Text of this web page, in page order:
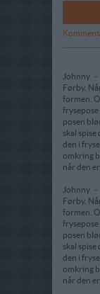
Johnny -
Førby.
formen.
frysepose
posen
skal
den i
omkring
når den
Johnny -
Førby.
formen.
frysepose
posen
skal
den i
omkring
når den